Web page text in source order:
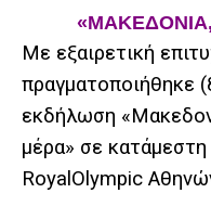
Με εξαιρετική
πραγματοποιήθηκε
εκδήλωση
μέρα» σε
RoyalOlympic